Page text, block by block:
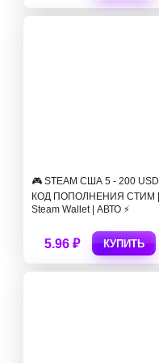
🎮 STEAM США 5 - 200 USD |
КОД ПОПОЛНЕНИЯ СТИМ |
Steam Wallet | АВТО ⚡
5.96 ₽ КУПИТЬ